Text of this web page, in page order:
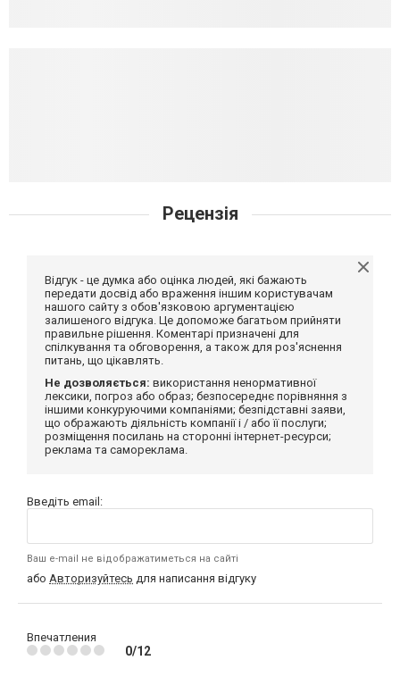
Рецензія
Відгук - це думка або оцінка людей, які бажають
передати досвід або враження іншим користувачам
нашого сайту з обов'язковою аргументацією
залишеного відгука. Це допоможе багатьом прийняти
правильне рішення. Коментарі призначені для
спілкування та обговорення, а також для роз'яснення
питань, що цікавлять.
Не дозволяється: використання ненормативної
лексики, погроз або образ; безпосереднє порівняння з
іншими конкуруючими компаніями; безпідставні заяви,
що ображають діяльність компанії і / або її послуги;
розміщення посилань на сторонні інтернет-ресурси;
реклама та самореклама.
Введіть email:
Ваш e-mail не відображатиметься на сайті
або Авторизуйтесь для написання відгуку
Впечатления
0/12